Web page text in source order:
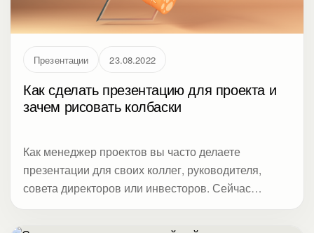
Презентации 23.08.2022
Как сделать презентацию для проекта и
зачем рисовать колбаски
Как менеджер проектов вы часто делаете
презентации для своих коллег, руководителя,
совета директоров или инвесторов. Сейчас